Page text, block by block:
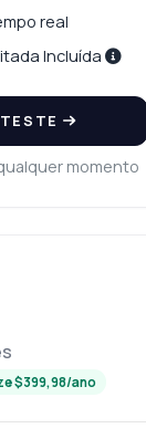
real
Incluída
TESTE
momento
$399,98/ano